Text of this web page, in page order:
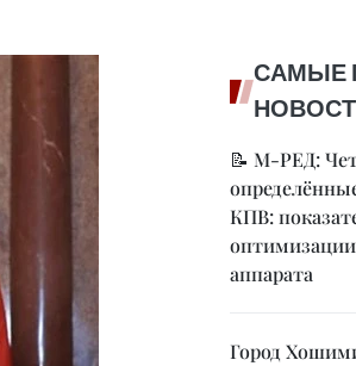
САМЫЕ
📝 М-РЕД:
КПВ:
оптимизации
аппарата
Город